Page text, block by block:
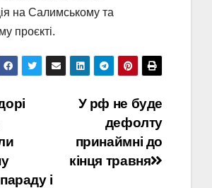
на Салимському та
проєкті.
У рф не буде
дефолту
принаймні до
кінця травня
і